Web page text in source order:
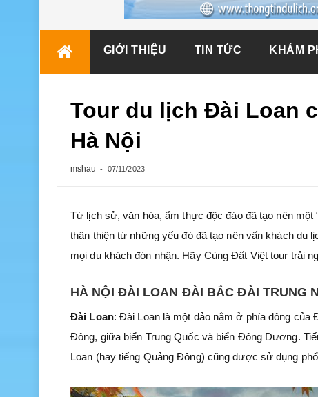
GIỚI THIỆU TIN TỨC KHÁM
Tour du lịch Đài Loan
Hà Nội
mshau 07/11/2023
Từ lịch sử, văn hóa, ẩm thực độc đáo đã tạo nên
thân thiện từ những yếu đó đã tạo nên vấn khách du
mọi du khách đón nhận. Hãy Cùng Đất Việt tour trải
HÀ NỘI ĐÀI LOAN ĐÀI BẮC ĐÀI TRUNG
Đài Loan: Đài Loan là một đảo nằm ở phía đông
Đông, giữa biển Trung Quốc và biển Đông Dương.
Loan (hay tiếng Quảng Đông) cũng được sử dụng